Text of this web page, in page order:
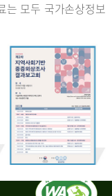
는 모두 국가손상정보